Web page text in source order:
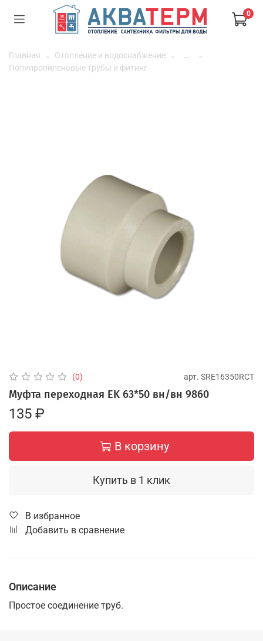
0
Главная Отопление и водоснабжение
...
Полипропиленовые трубы и фитинг
(0) арт. SRE16350RCT
Муфта переходная EK 63*50 вн/вн 9860
135 ₽
В корзину
Купить в 1 клик
В избранное
Добавить в сравнение
Описание
Простое соединение труб.